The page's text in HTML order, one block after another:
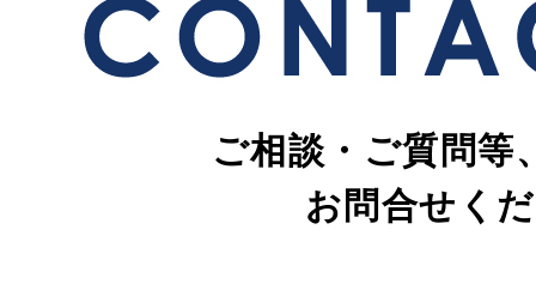
ご相談・ご質問等
お問合せく